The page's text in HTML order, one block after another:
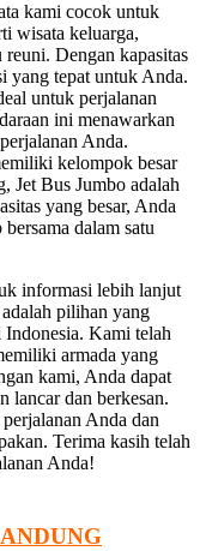
kami cocok untuk
wisata keluarga,
reuni. Dengan kapasitas
yang tepat untuk Anda.
untuk perjalanan
ini menawarkan
Anda.
kelompok besar
Jet Bus Jumbo adalah
yang besar, Anda
dalam satu
informasi lebih lanjut
pilihan yang
Indonesia. Kami telah
armada yang
kami, Anda dapat
lancar dan berkesan.
Anda dan
Terima kasih telah
Anda!